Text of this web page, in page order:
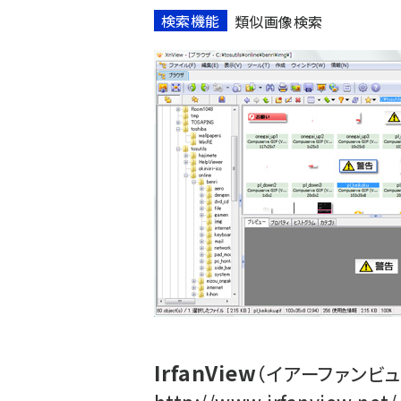
検索機能 類似画像検索
IrfanView（イアーファンビ